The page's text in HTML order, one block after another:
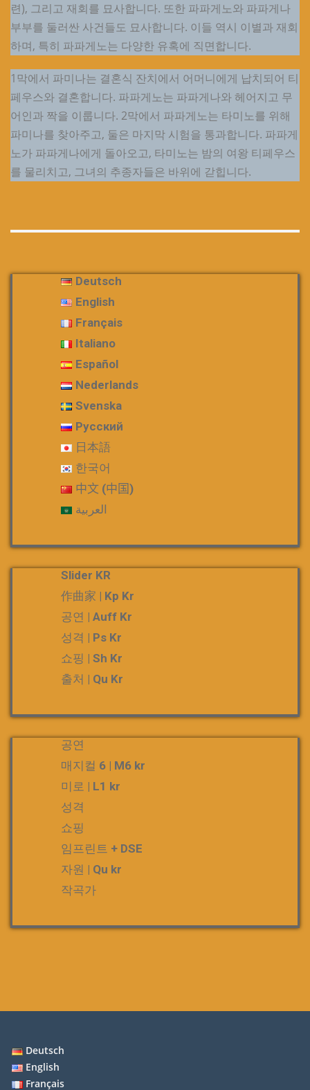
련), 그리고 재회를 묘사합니다. 또한 파파게노와 파파게나
부부를 둘러싼 사건들도 묘사합니다. 이들 역시 이별과 재회
하며, 특히 파파게노는 다양한 유혹에 직면합니다.
1막에서 파미나는 결혼식 잔치에서 어머니에게 납치되어 티
페우스와 결혼합니다. 파파게노는 파파게나와 헤어지고 무
어인과 짝을 이룹니다. 2막에서 파파게노는 타미노를 위해
파미나를 찾아주고, 둘은 마지막 시험을 통과합니다. 파파게
노가 파파게나에게 돌아오고, 타미노는 밤의 여왕 티페우스
를 물리치고, 그녀의 추종자들은 바위에 갇힙니다.
Deutsch
English
Français
Italiano
Español
Nederlands
Svenska
Русский
日本語
한국어
中文 (中国)
العربية
Slider KR
作曲家 | Kp Kr
공연 | Auff Kr
성격 | Ps Kr
쇼핑 | Sh Kr
출처 | Qu Kr
공연
매지컬 6 | M6 kr
미로 | L1 kr
성격
쇼핑
임프린트 + DSE
자원 | Qu kr
작곡가
Deutsch
English
Français